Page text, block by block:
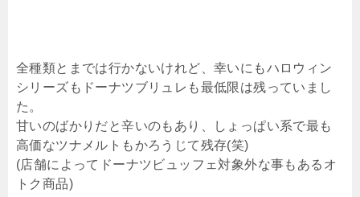
全種類とまでは行かないけれど、幸いにもハロウィン
シリーズもドーナツブリュレも最低限は残っていまし
た。
甘いのばかりだと辛いのもあり、しょっぱい系で最も
高価なツナメルトもかろうじて残存(笑)
(店舗によってドーナツビュッフェ対象外な事もあるオ
トク商品)